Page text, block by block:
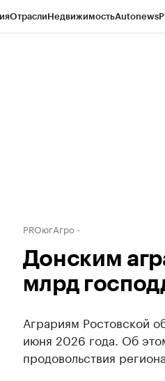
ОтраслиНедвижимостьAutonews
PROюгАгро
Донским
млрд
Аграриям Ростовской
июня 2026 года. Об
продовольствия